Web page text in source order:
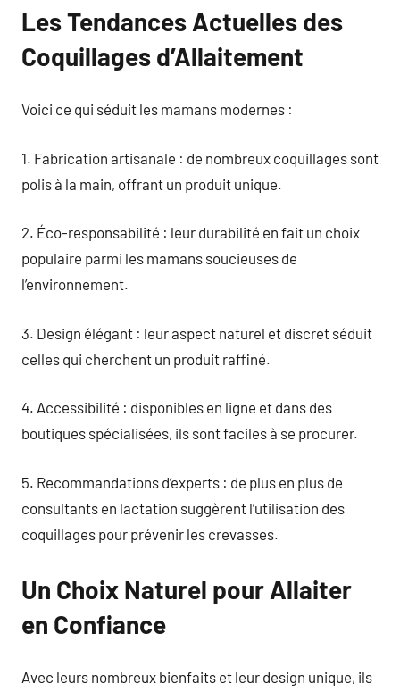
Les Tendances Actuelles des
Coquillages d’Allaitement
Voici ce qui séduit les mamans modernes :
1. Fabrication artisanale : de nombreux coquillages sont
polis à la main, offrant un produit unique.
2. Éco-responsabilité : leur durabilité en fait un choix
populaire parmi les mamans soucieuses de
l’environnement.
3. Design élégant : leur aspect naturel et discret séduit
celles qui cherchent un produit raffiné.
4. Accessibilité : disponibles en ligne et dans des
boutiques spécialisées, ils sont faciles à se procurer.
5. Recommandations d’experts : de plus en plus de
consultants en lactation suggèrent l’utilisation des
coquillages pour prévenir les crevasses.
Un Choix Naturel pour Allaiter
en Confiance
Avec leurs nombreux bienfaits et leur design unique, ils